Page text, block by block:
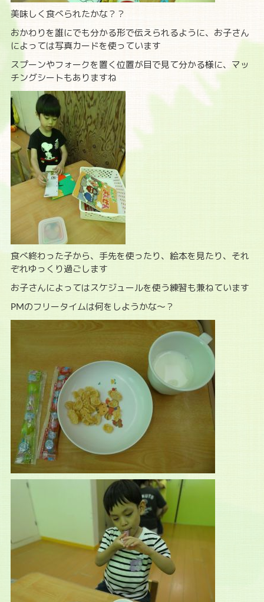
美味しく食べられたかな？？
おかわりを誰にでも分かる形で伝えられるように、お子さん
によっては写真カードを使っています
スプーンやフォークを置く位置が目で見て分かる様に、マッ
チングシートもありますね
食べ終わった子から、手先を使ったり、絵本を見たり、それ
ぞれゆっくり過ごします
お子さんによってはスケジュールを使う練習も兼ねています
PMのフリータイムは何をしようかな～？